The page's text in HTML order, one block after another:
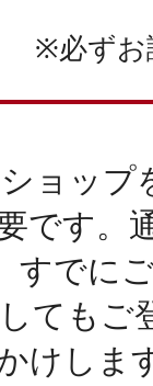
ア
ドサイ
アの「
て
※必ずお
ョップ
です。
すでに
てもご
けしま